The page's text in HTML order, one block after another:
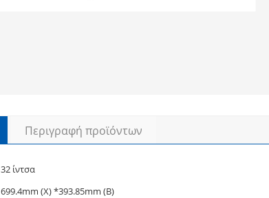
Περιγραφή προϊόντων
32 ίντσα
699.4mm (Χ) *393.85mm (Β)